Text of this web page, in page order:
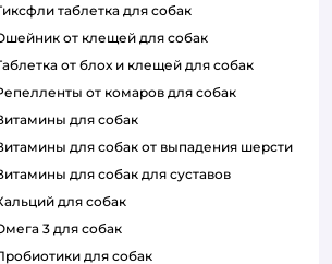
тиксфли таблетка для собак
ошейник от клещей для собак
таблетка от блох и клещей для собак
репелленты от комаров для собак
витамины для собак
витамины для собак от выпадения шерсти
витамины для собак для суставов
кальций для собак
омега 3 для собак
пробиотики для собак